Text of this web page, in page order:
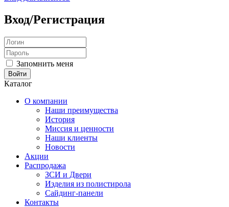
Вход/Регистрация
Запомнить меня
Каталог
О компании
Наши преимущества
История
Миссия и ценности
Наши клиенты
Новости
Акции
Распродажа
ЗСИ и Двери
Изделия из полистирола
Сайдинг-панели
Контакты